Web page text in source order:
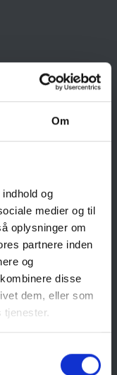
Om
og
medier og til
oplysninger om
partnere inden
og
disse
dem, eller som
tjenester.